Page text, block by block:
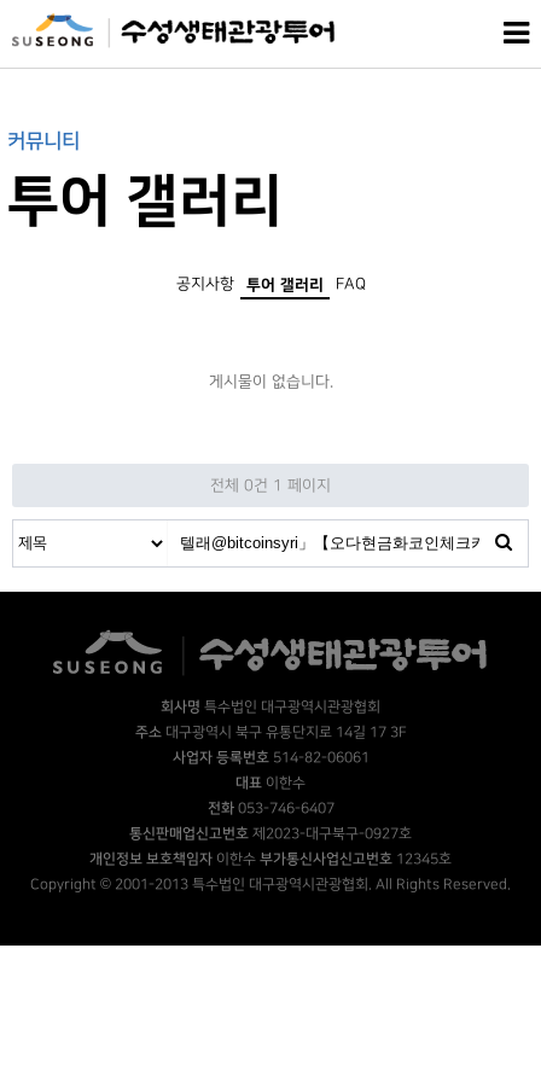
커뮤니티
투어 갤러리
공지사항 투어 갤러리 FAQ
게시물이 없습니다.
전체 0건 1 페이지
회사명 특수법인 대구광역시관광협회
주소대구광역시 북구 유통단지로 14길 17 3F
사업자 등록번호514-82-06061
대표 이한수
전화053-746-6407
통신판매업신고번호 제2023-대구북구-0927호
개인정보 보호책임자 이한수 부가통신사업신고번호 12345호
Copyright © 2001-2013 특수법인 대구광역시관광협회. All Rights Reserved.